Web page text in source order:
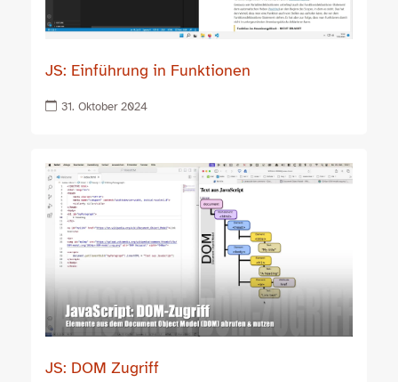
JS: Einführung in Funktionen
31. Oktober 2024
JS: DOM Zugriff